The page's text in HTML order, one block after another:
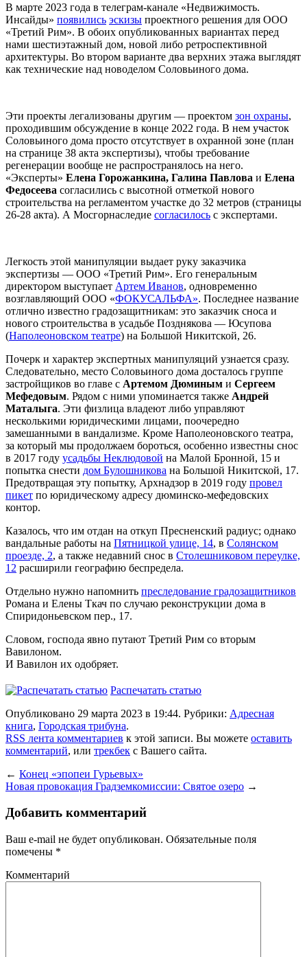
В марте 2023 года в телеграм-канале «Недвижимость.
Инсайды» появились эскизы проектного решения для ООО
«Третий Рим». В обоих опубликованных вариантах перед
нами шестиэтажный дом, новой либо ретроспективной
архитектуры. Во втором варианте два верхних этажа выглядят
как технические над новоделом Соловьиного дома.
Эти проекты легализованы другим — проектом зон охраны,
проходившим обсуждение в конце 2022 года. В нем участок
Соловьиного дома просто отсутствует в охранной зоне (план
на странице 38 акта экспертизы), чтобы требование
регенерации вообще не распространялось на него.
«Эксперты» Елена Горожанкина, Галина Павлова и Елена
Федосеева согласились с высотной отметкой нового
строительства на регламентом участке до 32 метров (страницы
26-28 акта). А Мосгорнаследие согласилось с экспертами.
Легкость этой манипуляции выдает руку заказчика
экспертизы — ООО «Третий Рим». Его генеральным
директором выступает Артем Иванов, одновременно
возглавляющий ООО «ФОКУСАЛЬФА». Последнее название
отлично известно градозащитникам: это заказчик сноса и
нового строительства в усадьбе Позднякова — Юсупова
(Наполеоновском театре) на Большой Никитской, 26.
Почерк и характер экспертных манипуляций узнается сразу.
Следовательно, место Соловьиного дома досталось группе
застройщиков во главе с Артемом Дюминым и Сергеем
Мефедовым. Рядом с ними упоминается также Андрей
Маталыга. Эти физлица владеют либо управляют
несколькими юридическими лицами, поочередно
замешанными в вандализме. Кроме Наполеоновского театра,
за который мы продолжаем бороться, особенно известны снос
в 2017 году усадьбы Неклюдовой на Малой Бронной, 15 и
попытка снести дом Булошникова на Большой Никитской, 17.
Предотвращая эту попытку, Архнадзор в 2019 году провел
пикет по юридическому адресу дюминско-мефедовских
контор.
Казалось, что им отдан на откуп Пресненский радиус; однако
вандальные работы на Пятницкой улице, 14, в Солянском
проезде, 2, а также недавний снос в Столешниковом переулке,
12 расширили географию беспредела.
Отдельно нужно напомнить преследование градозащитников
Романа и Елены Ткач по случаю реконструкции дома в
Спиридоньевском пер., 17.
Словом, господа явно путают Третий Рим со вторым
Вавилоном.
И Вавилон их одобряет.
Распечатать статью
Опубликовано 29 марта 2023 в 19:44. Рубрики: Адресная
книга, Городская трибуна.
RSS лента комментариев к этой записи. Вы можете оставить
комментарий, или трекбек с Вашего сайта.
← Конец «эпопеи Гурьевых»
Новая провокация Градземкомиссии: Святое озеро →
Добавить комментарий
Ваш e-mail не будет опубликован. Обязательные поля
помечены *
Комментарий